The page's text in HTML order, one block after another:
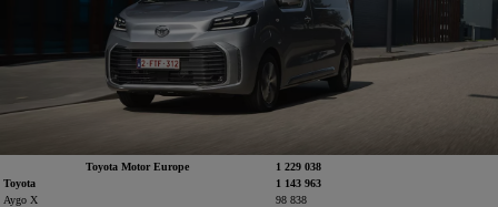
Toyota Motor Europe
1 229 038
Toyota
1 143 963
Aygo X
98 838